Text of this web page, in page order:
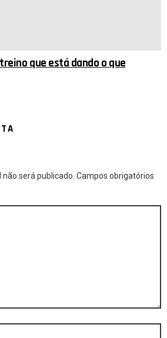
que está dando o que
será publicado. Campos obrigatórios